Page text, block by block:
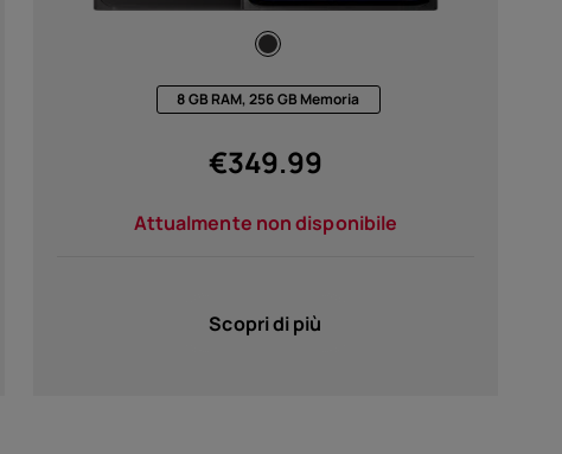
8 GB RAM, 256 GB Memoria
€349.99
Attualmente non disponibile
Scopri di più